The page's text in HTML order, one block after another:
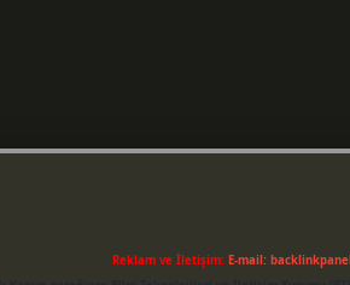
Reklam ve İletişim: E-mail: